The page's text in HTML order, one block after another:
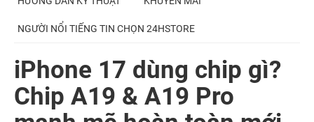
NGƯỜI NỔI TIẾNG TIN CHỌN 24HSTORE
iPhone 17 dùng chip gì?
Chip A19 & A19 Pro